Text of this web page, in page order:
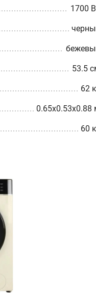
1700
53.5
62
0.65x0.53x0.88
60